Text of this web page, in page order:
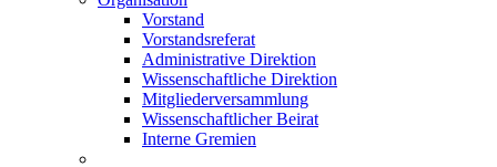
Vorstand
Vorstandsreferat
Administrative Direktion
Wissenschaftliche Direktion
Mitgliederversammlung
Wissenschaftlicher Beirat
Interne Gremien